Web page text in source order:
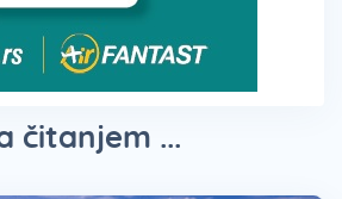
čitanjem ...